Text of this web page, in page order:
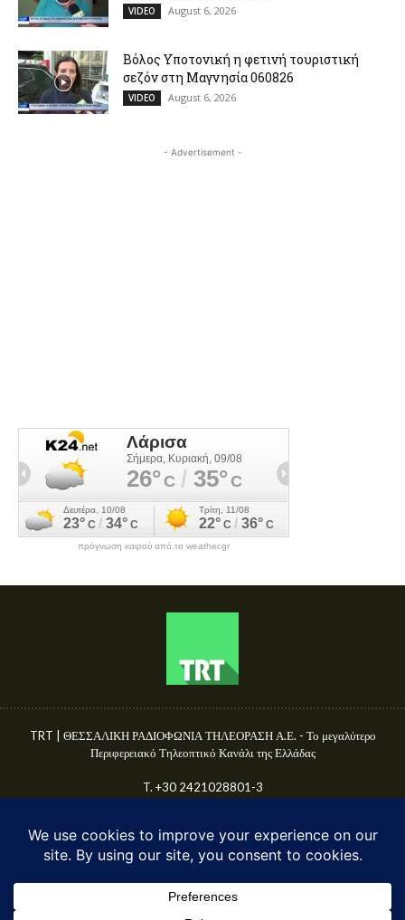
VIDEO August 6, 2026
Βόλος Υποτονική η φετινή τουριστική
σεζόν στη Μαγνησία 060826
VIDEO August 6, 2026
- Advertisement -
πρόγνωση καιρού από το weather.gr
TRT | ΘΕΣΣΑΛΙΚΗ ΡΑΔΙΟΦΩΝΙΑ ΤΗΛΕΟΡΑΣΗ Α.Ε. - Το μεγαλύτερο
Περιφερειακό Τηλεοπτικό Κανάλι της Ελλάδας
T. +30 2421028801-3
© TRT A.E. 2025